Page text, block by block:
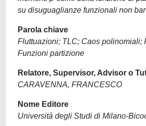
su disuguaglianze funzionali non
Parola chiave
Fluttuazioni; TLC; Caos polinomiali;
Funzioni partizione
Relatore, Supervisor, Advisor o
CARAVENNA, FRANCESCO
Nome Editore
Università degli Studi di Milano-